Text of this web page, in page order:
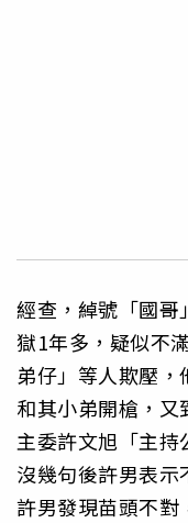
經查，綽號「國哥
獄1年多，疑似不
弟仔」等人欺壓，
和其小弟開槍，
主委許文旭「主
沒幾句後許男表示
許男發現苗頭不對